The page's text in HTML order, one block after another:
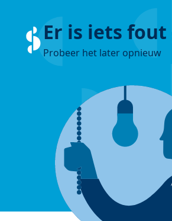
Er is iets fout
Probeer het later opnieuw